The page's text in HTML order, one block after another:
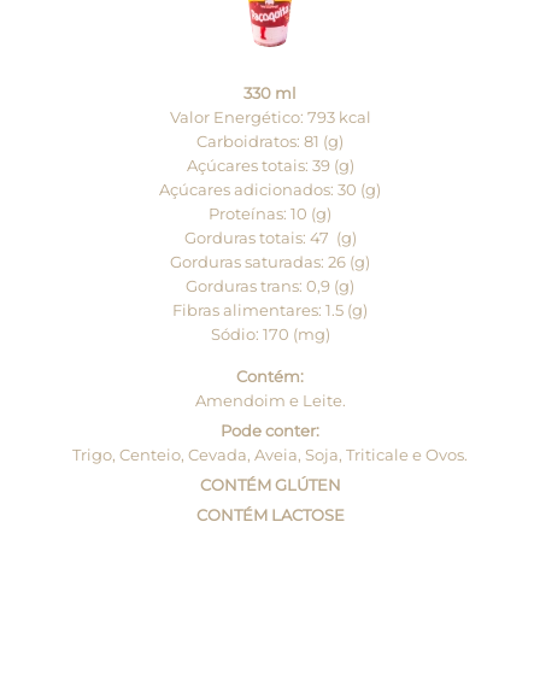
330 ml
Valor Energético: 793 kcal
Carboidratos: 81 (g)
Açúcares totais: 39 (g)
Açúcares adicionados: 30 (g)
Proteínas: 10 (g)
Gorduras totais: 47 (g)
Gorduras saturadas: 26 (g)
Gorduras trans: 0,9 (g)
Fibras alimentares: 1.5 (g)
Sódio: 170 (mg)
Contém:
Amendoim e Leite.
Pode conter:
Trigo, Centeio, Cevada, Aveia, Soja, Triticale e Ovos.
CONTÉM GLÚTEN
CONTÉM LACTOSE